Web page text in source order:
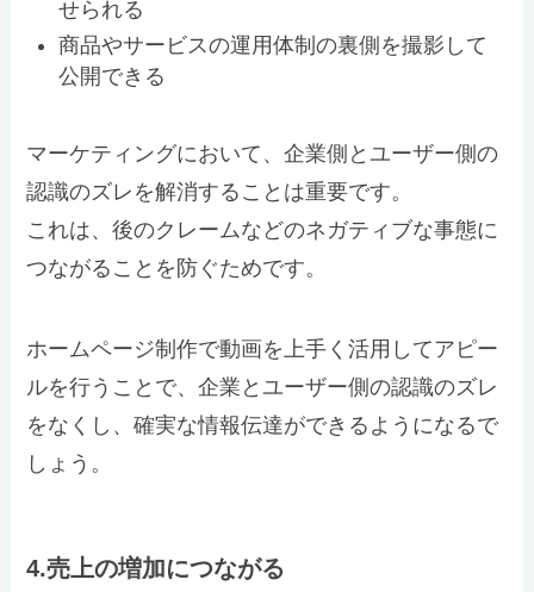
せられる
商品やサービスの運用体制の裏側を撮影して
公開できる
マーケティングにおいて、企業側とユーザー側の
認識のズレを解消することは重要です。
これは、後のクレームなどのネガティブな事態に
つながることを防ぐためです。
ホームページ制作で動画を上手く活用してアピー
ルを行うことで、企業とユーザー側の認識のズレ
をなくし、確実な情報伝達ができるようになるで
しょう。
4.売上の増加につながる